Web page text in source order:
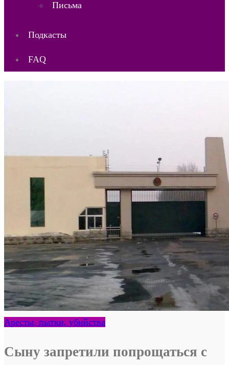
Письма
Подкасты
FAQ
Аресты, пытки, убийства
Сыну запретили попрощаться с